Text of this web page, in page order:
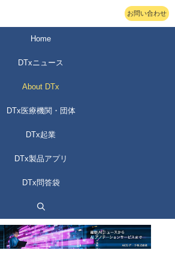
お問い合わせ
Home
DTxニュース
About DTx
DTx医療機関・団体
DTx起業
DTx製品アプリ
DTx問答袋